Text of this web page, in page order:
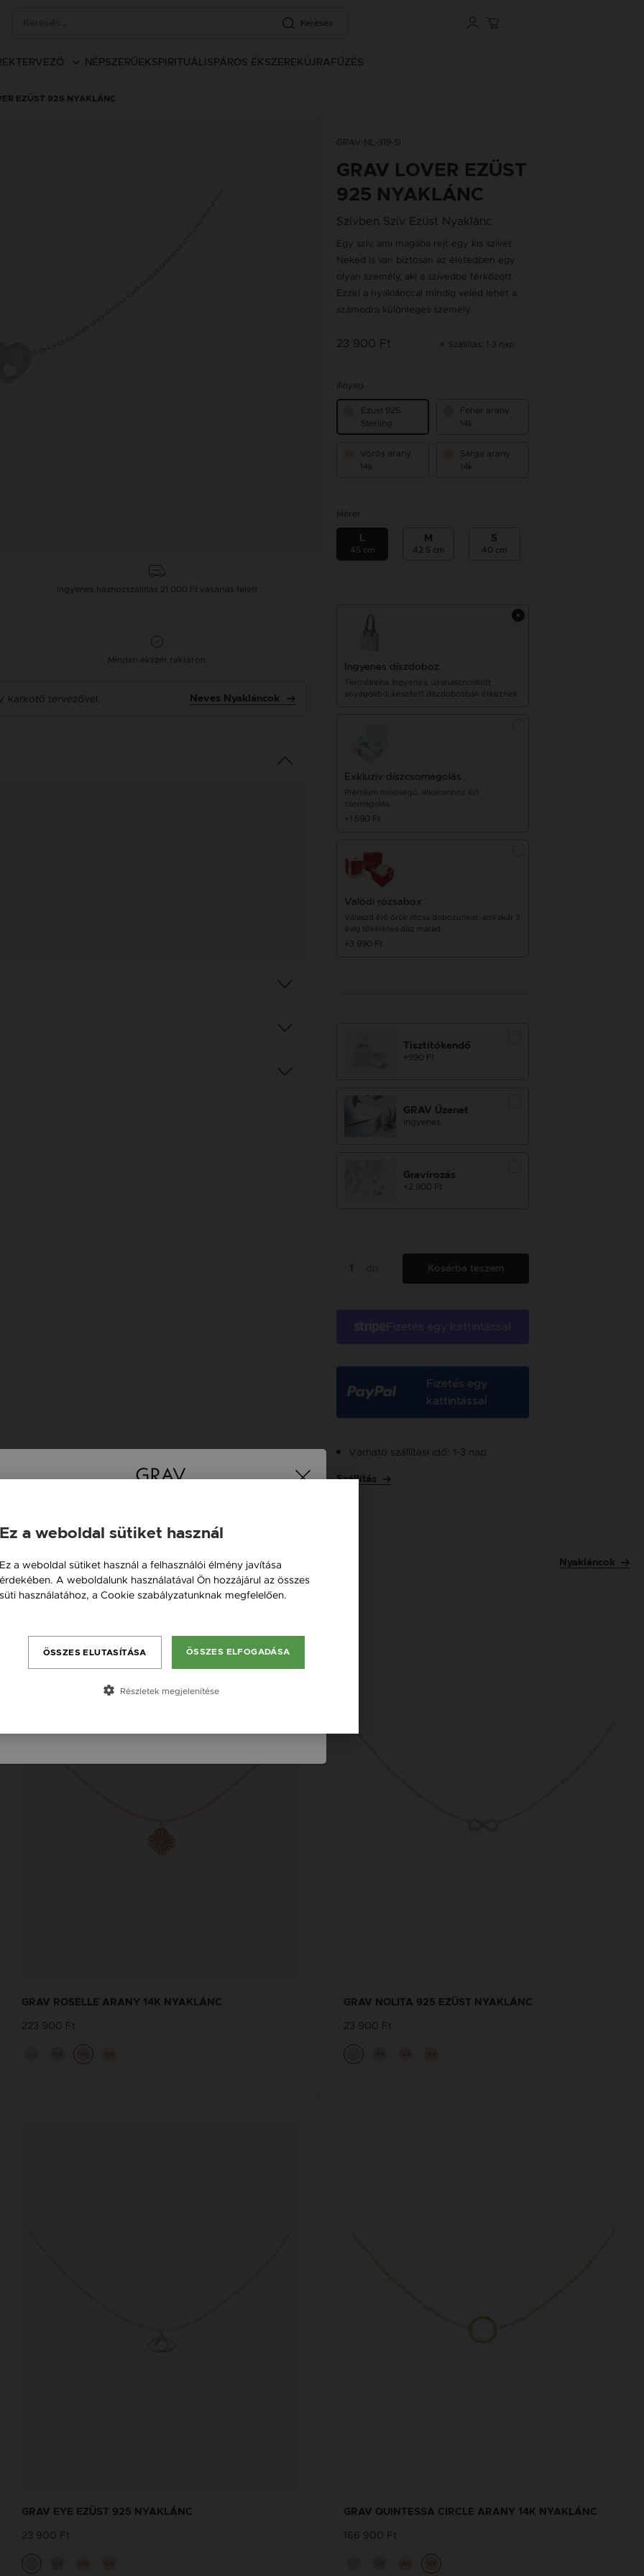
Keresés
TERVEZŐ NÉPSZERŰEK SPIRITUÁLIS PÁROS ÉKSZEREK ÚJRAFŰZÉS
EZÜST 925 NYAKLÁNC
Ingyenes házhozszállítás 21 000 Ft vásárlás felett
Minden ékszer raktáron
karkötő tervezővel. Neves Nyakláncok
GRAV-NL-319-SI
GRAV LOVER EZÜST
925 NYAKLÁNC
Szívben Szív Ezüst Nyaklánc
Egy szív, ami magába rejt egy kis szívet.
Neked is van biztosan az életedben egy
olyan személy, aki a szívedbe férkőzött.
Ezzel a nyaklánccal mindig veled lehet a
számodra különleges személy.
23 900 Ft Szállítás: 1-3 nap
Anyag
Ezüst 925
Sterling
Fehér arany
14k
Vörös arany
14k
Sárga arany
14k
Méret
L
45 cm
M
42.5 cm
S
40 cm
Ingyenes díszdoboz
Termékeink ingyenes, újrahasznosított
anyagokból készített díszdobozban érkeznek
Exkluzív díszcsomagolás
Prémium minőségű, alkalomhoz illő
csomagolás.
+1 590 Ft
Valódi rózsabox
Válaszd élő örök rózsa dobozunkat, ami akár 3
évig tökéletes dísz marad.
+3 990 Ft
Tisztítókendő
+990 Ft
GRAV Üzenet
ingyenes
Gravírozás
+2 900 Ft
Kosárba teszem
Fizetés egy
kattintással
Várható szállítási idő: 1-3 nap
Szállítás
Nyakláncok
GRAV ROSELLE ARANY 14K NYAKLÁNC
223 900 Ft
GRAV NOLITA 925 EZÜST NYAKLÁNC
23 900 Ft
GRAV EYE EZÜST 925 NYAKLÁNC
23 900 Ft
GRAV QUINTESSA CIRCLE ARANY 14K NYAKLÁNC
166 900 Ft
Österreich / AT
România / RO
Slovensko / SK
Ez a weboldal sütiket használ
Ez a weboldal sütiket használ a felhasználói élmény javítása
érdekében. A weboldalunk használatával Ön hozzájárul az összes
süti használatához, a Cookie szabályzatunknak megfelelően.
ÖSSZES ELFOGADÁSA
ÖSSZES ELUTASÍTÁSA
Részletek megjelenítése